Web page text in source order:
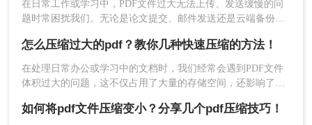
在日常工作或学习中，PDF文件过大无法上传、发送缓慢的问
题时常困扰我们。无论是论文提交、邮件发送还是云端备份，
过大上传不了怎么压缩变小呢？本文将系统介绍五种常用且高
效的PDF压缩方法，并提供详细操作指南，助您轻松解决文件
过大的烦恼。
怎么压缩过大的pdf？教你几种快速压缩的方法！
在处理日常办公或学习中的文档时，我们经常会遇到PDF文件
体积过大的问题，这不仅占用了大量的存储空间，还影响了文
以下是一些常用的方法来压缩过大的PDF文件。
如何将pdf文件压缩变小？分享几个pdf压缩技巧！